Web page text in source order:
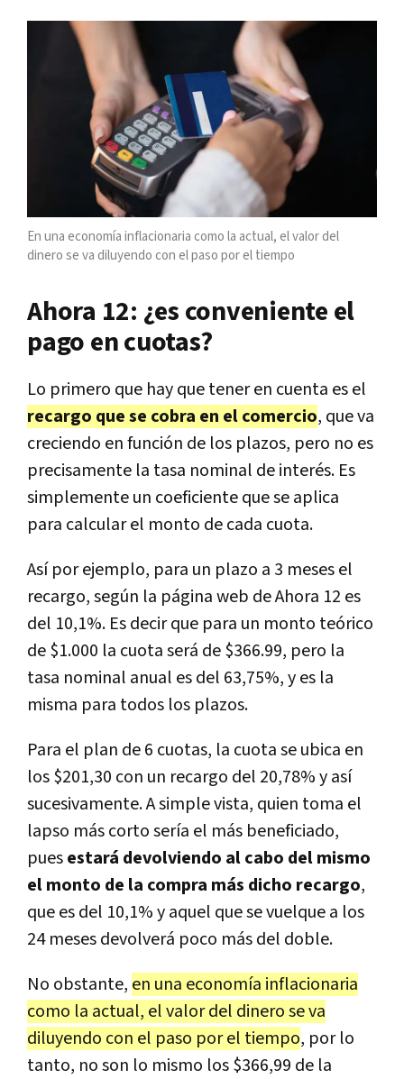
En una economía inflacionaria como la actual, el valor del
dinero se va diluyendo con el paso por el tiempo
Ahora 12: ¿es conveniente el
pago en cuotas?
Lo primero que hay que tener en cuenta es el
recargo que se cobra en el comercio, que va
creciendo en función de los plazos, pero no es
precisamente la tasa nominal de interés. Es
simplemente un coeficiente que se aplica
para calcular el monto de cada cuota.
Así por ejemplo, para un plazo a 3 meses el
recargo, según la página web de Ahora 12 es
del 10,1%. Es decir que para un monto teórico
de $1.000 la cuota será de $366.99, pero la
tasa nominal anual es del 63,75%, y es la
misma para todos los plazos.
Para el plan de 6 cuotas, la cuota se ubica en
los $201,30 con un recargo del 20,78% y así
sucesivamente. A simple vista, quien toma el
lapso más corto sería el más beneficiado,
puesestará devolviendo al cabo del mismo
el monto de la compra más dicho recargo,
que es del 10,1% y aquel que se vuelque a los
24 meses devolverá poco más del doble.
No obstante, en una economía inflacionaria
como la actual, el valor del dinero se va
diluyendo con el paso por el tiempo, por lo
tanto, no son lo mismo los $366,99 de la